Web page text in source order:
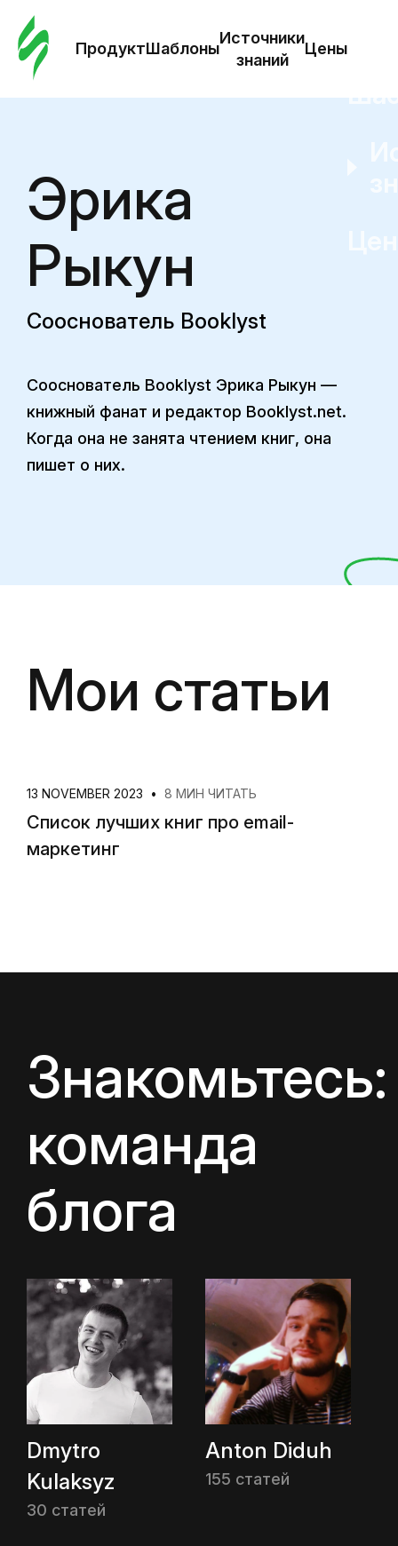
ПродуктШаблоны
Источники
знаний
Цены
Эрика
Рыкун
Сооснователь Booklyst
Сооснователь Booklyst Эрика Рыкун —
книжный фанат и редактор Booklyst.net.
Когда она не занята чтением книг, она
пишет о них.
Мои статьи
13 NOVEMBER 2023 • 8 МИН ЧИТАТЬ
Список лучших книг про email-
маркетинг
Знакомьтесь:
команда
блога
Dmytro
Kulaksyz
30 статей
Anton Diduh
155 статей